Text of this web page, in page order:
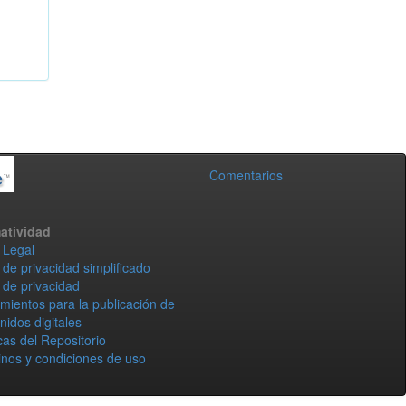
Comentarios
privacidad simplificado
privacidad
para la publicación de
digitales
del Repositorio
y condiciones de uso